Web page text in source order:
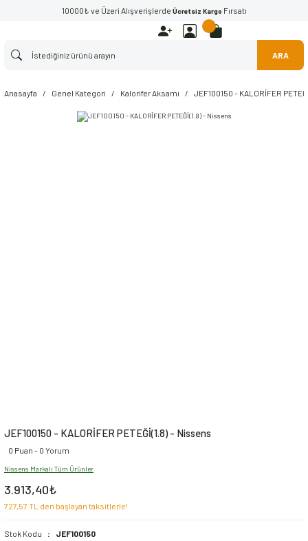
10000₺ ve Üzeri Alışverişlerde Ücretsiz Kargo Fırsatı
ARA
Anasayfa Genel Kategori Kalorifer Aksamı JEF100150 - KALORİFER
JEF100150 - KALORİFER PETEĞİ(1.8) - Nissens
0 Puan - 0 Yorum
Nissens Markalı Tüm Ürünler
3.913,40₺
727,57 TL den başlayan taksitlerle!
Stok Kodu
JEF100150